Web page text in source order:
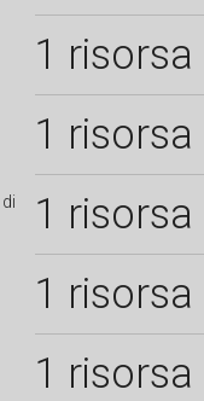
1 risorsa
1 risorsa
di 1 risorsa
1 risorsa
1 risorsa